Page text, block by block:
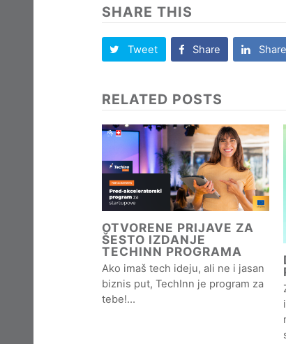
SHARE THIS
Tweet Share Share
RELATED POSTS
OTVORENE PRIJAVE ZA
ŠESTO IZDANJE
TECHINN PROGRAMA
Ako imaš tech ideju, ali ne i jasan
biznis put, TechInn je program za
tebe!…